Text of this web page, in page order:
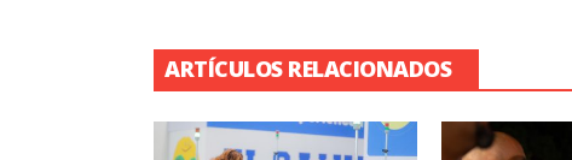
ARTÍCULOS RELACIONADOS